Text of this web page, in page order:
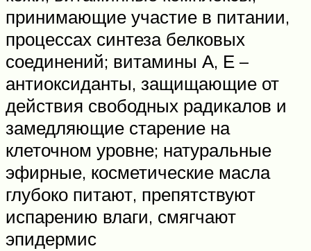
принимающие участие в питании,
процессах синтеза белковых
соединений; витамины А, Е –
антиоксиданты, защищающие от
действия свободных радикалов и
замедляющие старение на
клеточном уровне; натуральные
эфирные, косметические масла
глубоко питают, препятствуют
испарению влаги, смягчают
эпидермис